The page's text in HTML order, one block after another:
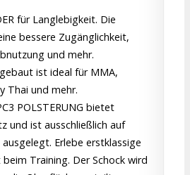
für Langlebigkeit. Die
bessere Zugänglichkeit,
und mehr.
ist ideal für MMA,
Thai und mehr.
POLSTERUNG bietet
und ist ausschließlich auf
Erlebe erstklassige
beim Training. Der Schock wird